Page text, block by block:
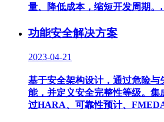
量、降低成本，缩短开发周期
功能安全解决方案
2023-04-21
基于安全架构设计，通过危险与
能，并定义安全完整性等级。集
过HARA、可靠性预计、